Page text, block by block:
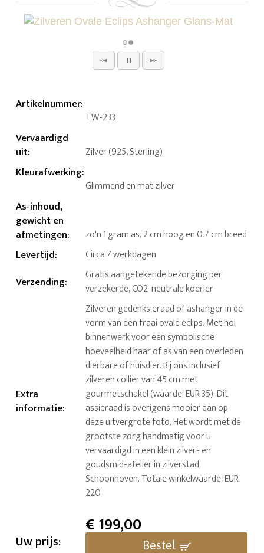
Artikelnummer:
TW-233
Vervaardigd
uit: Zilver (925, Sterling)
Kleurafwerking:
Glimmend en mat zilver
As-inhoud,
gewicht en
afmetingen: zo'n 1 gram as, 2 cm hoog en 0.7 cm breed
Levertijd: Circa 7 werkdagen
Verzending:
Gratis aangetekende bezorging per
verzekerde, CO2-neutrale koerier
Extra
informatie:
Zilveren gedenksieraad of ashanger in de
vorm van een fraai ovale eclips. Met hol
binnenwerk voor een symbolische
hoeveelheid haar of as van een overleden
dierbare of huisdier. Bij ons inclusief
zilveren collier van 45 cm met
gourmetschakel (waarde: EUR 35). Dit
assieraad is overigens mooier dan op
deze uitvergrote foto. Het wordt met de
grootste zorg handmatig voor u
vervaardigd in een klein zilver- en
goudsmid-atelier in zilverstad
Schoonhoven. Totale winkelwaarde: EUR
220
Uw prijs:
€199,00
Bestel